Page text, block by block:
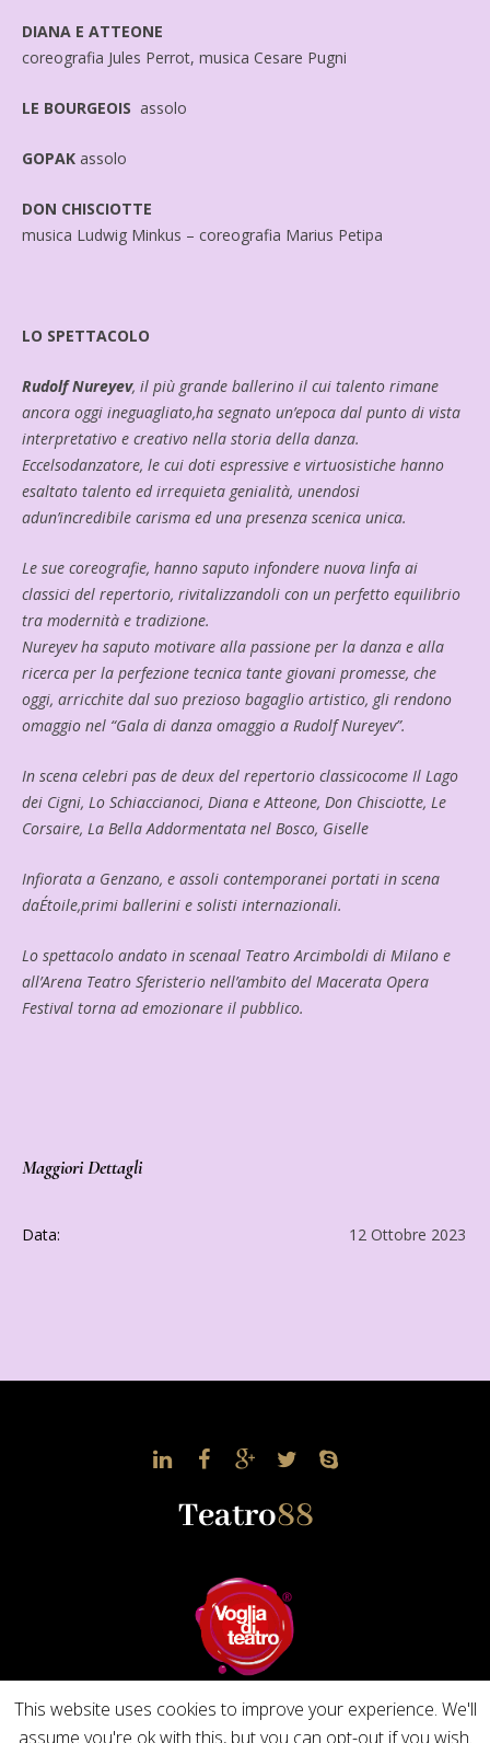
DIANA E ATTEONE
coreografia Jules Perrot, musica Cesare Pugni
LE BOURGEOIS assolo
GOPAK assolo
DON CHISCIOTTE
musica Ludwig Minkus – coreografia Marius Petipa
LO SPETTACOLO
Rudolf Nureyev, il più grande ballerino il cui talento rimane
ancora oggi ineguagliato,ha segnato un’epoca dal punto di vista
interpretativo e creativo nella storia della danza.
Eccelsodanzatore, le cui doti espressive e virtuosistiche hanno
esaltato talento ed irrequieta genialità, unendosi
adun’incredibile carisma ed una presenza scenica unica.
Le sue coreografie, hanno saputo infondere nuova linfa ai
classici del repertorio, rivitalizzandoli con un perfetto equilibrio
tra modernità e tradizione.
Nureyev ha saputo motivare alla passione per la danza e alla
ricerca per la perfezione tecnica tante giovani promesse, che
oggi, arricchite dal suo prezioso bagaglio artistico, gli rendono
omaggio nel “Gala di danza omaggio a Rudolf Nureyev”.
In scena celebri pas de deux del repertorio classicocome Il Lago
dei Cigni, Lo Schiaccianoci, Diana e Atteone, Don Chisciotte, Le
Corsaire, La Bella Addormentata nel Bosco, Giselle
Infiorata a Genzano, e assoli contemporanei portati in scena
daÉtoile,primi ballerini e solisti internazionali.
Lo spettacolo andato in scenaal Teatro Arcimboldi di Milano e
all’Arena Teatro Sferisterio nell’ambito del Macerata Opera
Festival torna ad emozionare il pubblico.
Maggiori Dettagli
Data: 12 Ottobre 2023
This website uses cookies to improve your experience. We'll
assume you're ok with this, but you can opt-out if you wish.